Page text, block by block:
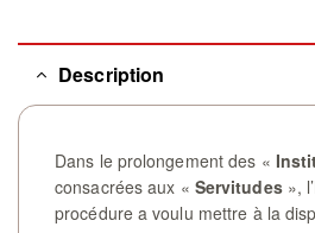
Description
Dans le prolongement des «
consacrées aux « Servitudes»,
procédure a voulu mettre à la